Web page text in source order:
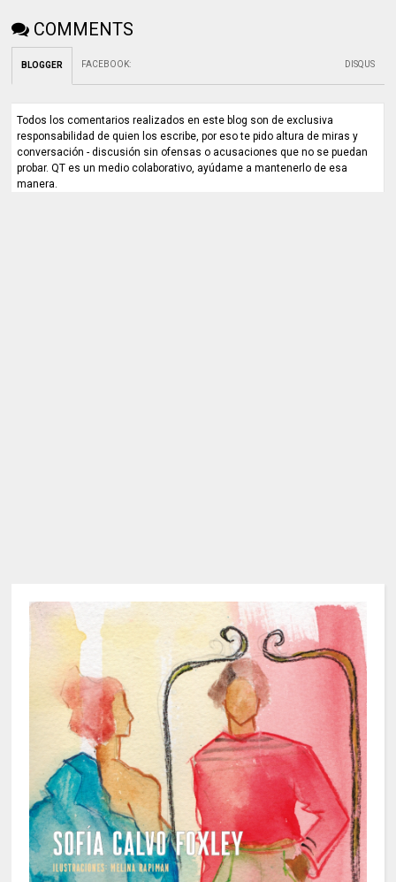
COMMENTS
BLOGGER FACEBOOK: DISQUS
Todos los comentarios realizados en este blog son de exclusiva
responsabilidad de quien los escribe, por eso te pido altura de miras y
conversación - discusión sin ofensas o acusaciones que no se puedan
probar. QT es un medio colaborativo, ayúdame a mantenerlo de esa
manera.